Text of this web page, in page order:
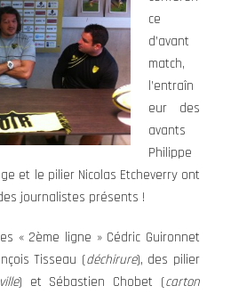
ce
d’avant
match,
l’entraîn
eur des
avants
Philippe
et le pilier Nicolas Etcheverry ont
journalistes présents !
« 2ème ligne » Cédric Guironnet
Tisseau (déchirure), des pilier
) et Sébastien Chobet (carton